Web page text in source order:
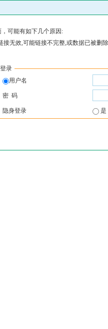
可能有如下几个原因:
接无效,可能链接不完整,或数据已被删
登录
用户名
密 码
隐身登录